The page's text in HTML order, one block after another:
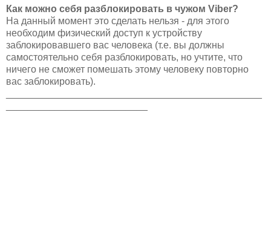
Как можно себя разблокировать в чужом Viber?
На данный момент это сделать нельзя - для этого
необходим физический доступ к устройству
заблокировавшего вас человека (т.е. вы должны
самостоятельно себя разблокировать, но учтите, что
ничего не сможет помешать этому человеку повторно
вас заблокировать).